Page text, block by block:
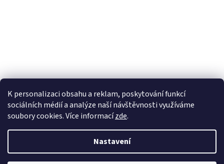
K personalizaci obsahu a reklam, poskytování funkcí
sociálních médií a analýze naší návštěvnosti využíváme
soubory cookies. Více informacízde.
Nastavení